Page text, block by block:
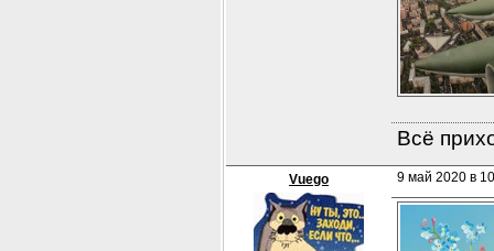
Всё
Vuego 9 май 2020 в